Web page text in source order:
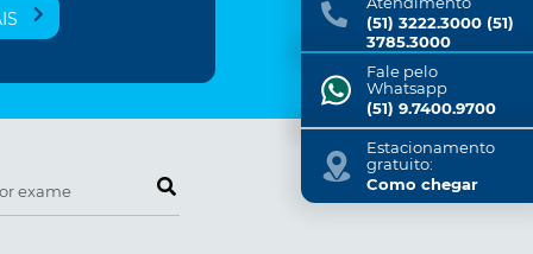
Pesquise por exame
(51) 3222.3000 (51)
3785.3000
Fale pelo
Whatsapp
(51) 9.7400.9700
Estacionamento
gratuito:
Como chegar